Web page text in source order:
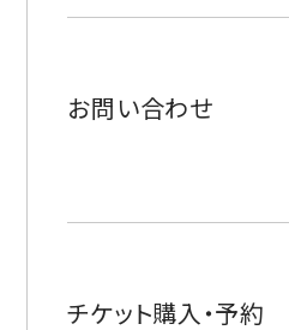
お問い合わせ
チケット購入・予約